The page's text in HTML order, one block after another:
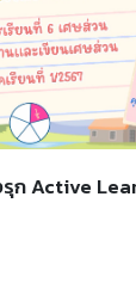
รุก Active